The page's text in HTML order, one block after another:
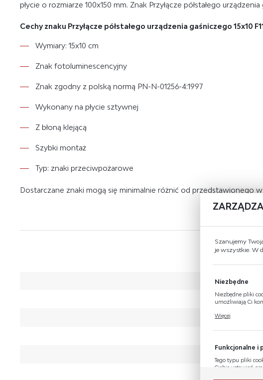
płycie o rozmiarze 100x150 mm. Znak Przyłącze półstałego
Cechy znaku Przyłącze półstałego urządzenia gaśniczego 15x10
Wymiary: 15x10 cm
Znak fotoluminescencyjny
Znak zgodny z polską normą PN-N-01256-4:1997
Wykonany na płycie sztywnej
Z błoną klejącą
Szybki montaż
Typ: znaki przeciwpożarowe
Dostarczane znaki mogą się minimalnie różnić od przedstawionego
Szanujemy
je wszystkie. W
Niezbędne
Niezbędne pliki
umożliwiają Ci
Twoich ustawień
Więcej
Funkcjonalne i
Tego typu pliki
Ciebie ustawień